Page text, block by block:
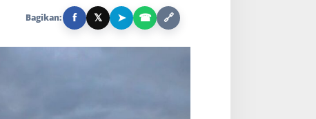
Bagikan: f 𝕏 ➤ ☎ 🔗